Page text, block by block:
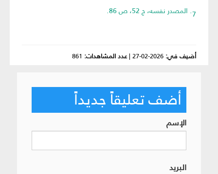
7. المصدر نفسه، ج 52، ص 86.
أضيف في: 2026-02-27
|عدد المشاهدات: 861
أضف تعليقاً جديداً
الإسم
البريد